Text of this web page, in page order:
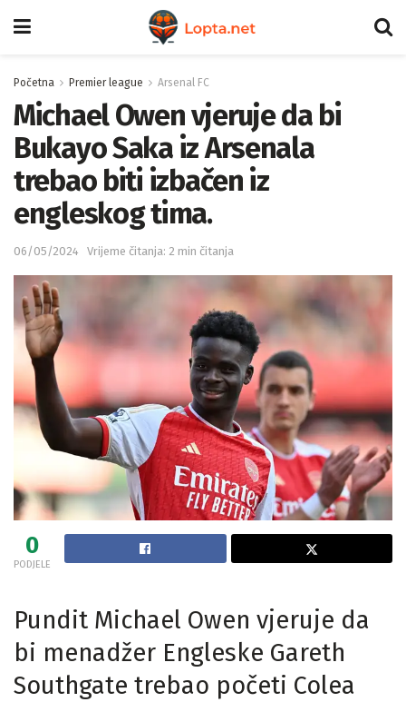
Početna Premier league Arsenal FC
Michael Owen vjeruje da bi
Bukayo Saka iz Arsenala
trebao biti izbačen iz
engleskog tima.
06/05/2024 Vrijeme čitanja: 2 min čitanja
0
PODJELE
Pundit Michael Owen vjeruje da
bi menadžer Engleske Gareth
Southgate trebao početi Colea